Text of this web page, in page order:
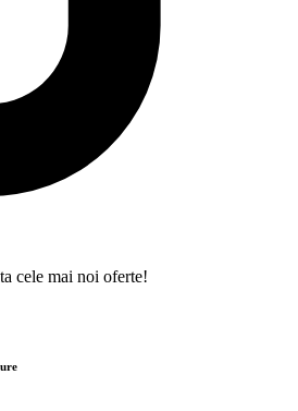
cele mai noi oferte!